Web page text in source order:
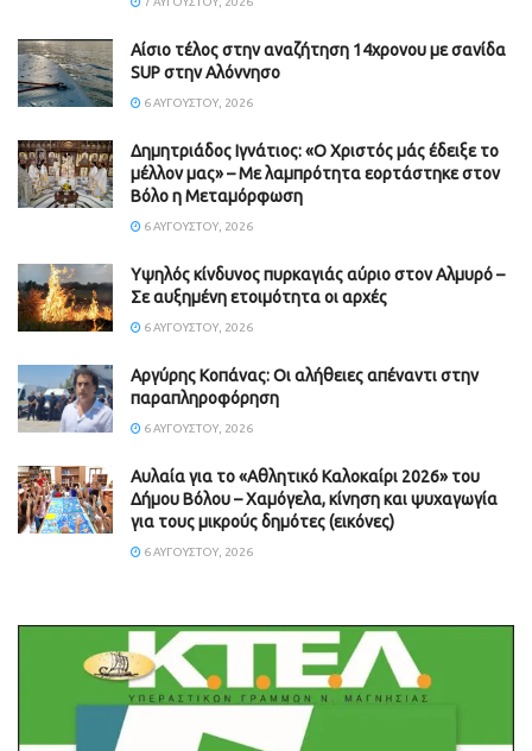
Αίσιο τέλος στην αναζήτηση 14χρονου με σανίδα
SUP στην Αλόννησο
6 ΑΥΓΟΎΣΤΟΥ, 2026
Δημητριάδος Ιγνάτιος: «Ο Χριστός μάς έδειξε το
μέλλον μας» – Με λαμπρότητα εορτάστηκε στον
Βόλο η Μεταμόρφωση
6 ΑΥΓΟΎΣΤΟΥ, 2026
Υψηλός κίνδυνος πυρκαγιάς αύριο στον Αλμυρό –
Σε αυξημένη ετοιμότητα οι αρχές
6 ΑΥΓΟΎΣΤΟΥ, 2026
Aργύρης Κοπάνας: Οι αλήθειες απέναντι στην
παραπληροφόρηση
6 ΑΥΓΟΎΣΤΟΥ, 2026
Αυλαία για το «Αθλητικό Καλοκαίρι 2026» του
Δήμου Βόλου – Χαμόγελα, κίνηση και ψυχαγωγία
για τους μικρούς δημότες (εικόνες)
6 ΑΥΓΟΎΣΤΟΥ, 2026